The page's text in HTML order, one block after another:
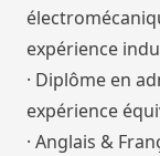
expérience
· Diplôme en
expérience
· Anglais &